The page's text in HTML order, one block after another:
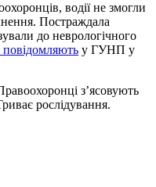
водії не змогли
Постраждала
до неврологічного
повідомляють у ГУНП у
з’ясовують
рослідування.